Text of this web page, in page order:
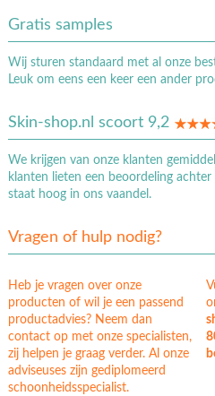
Gratis samples
Wij sturen standaard met al onze
Leuk om eens een keer een ander
Skin-shop.nl scoort 9,2
We krijgen van onze klanten
klanten lieten een beoordeling
staat hoog in ons vaandel.
Vragen of hulp nodig?
Heb je vragen over onze
producten of wil je een passend
productadvies? Neem dan
contact op met onze specialisten,
zij helpen je graag verder. Al onze
adviseuses zijn gediplomeerd
schoonheidsspecialist.